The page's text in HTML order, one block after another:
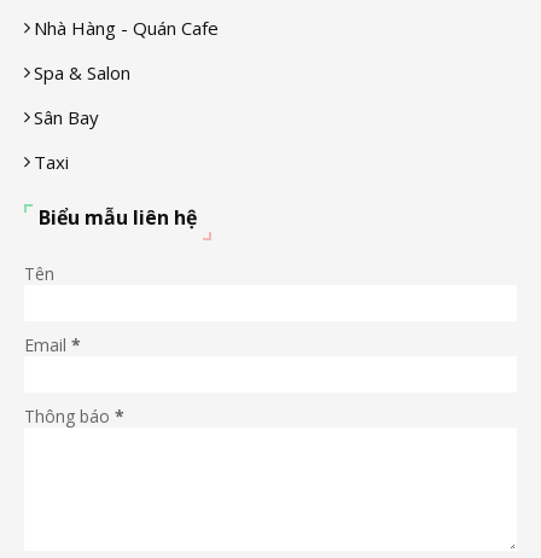
Nhà Hàng - Quán Cafe
Spa & Salon
Sân Bay
Taxi
Biểu mẫu liên hệ
Tên
Email *
Thông báo *